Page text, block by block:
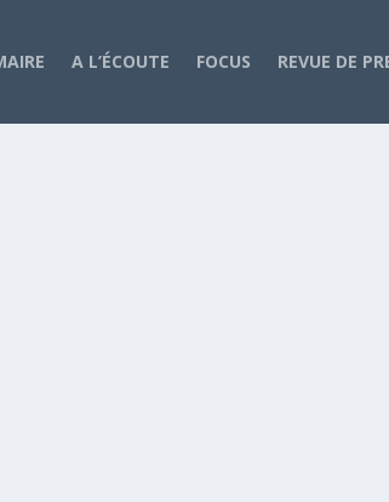
A L’ÉCOUTE FOCUS REVUE DE